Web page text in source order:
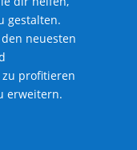
gestalten.
neuesten
profitieren
erweitern.